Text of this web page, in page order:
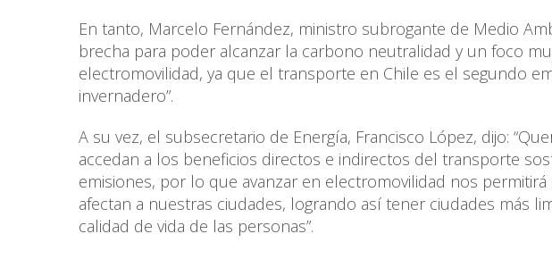
En tanto, Marcelo Fernández, ministro subrogante de Medio
brecha para poder alcanzar la carbono neutralidad y un foco
electromovilidad, ya que el transporte en Chile es el segundo
invernadero”.
A su vez, el subsecretario de Energía, Francisco López, dijo:
accedan a los beneficios directos e indirectos del transporte
emisiones, por lo que avanzar en electromovilidad nos
afectan a nuestras ciudades, logrando así tener ciudades más
calidad de vida de las personas”.